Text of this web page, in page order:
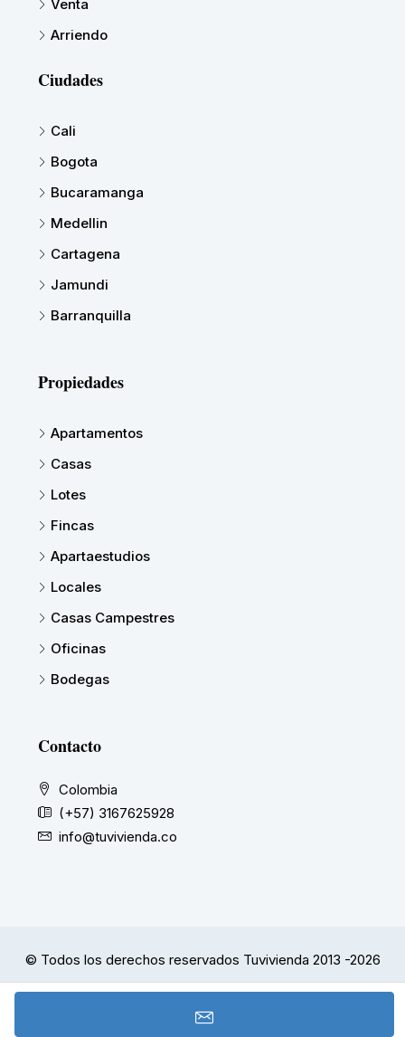
Venta
Arriendo
Ciudades
Cali
Bogota
Bucaramanga
Medellin
Cartagena
Jamundi
Barranquilla
Propiedades
Apartamentos
Casas
Lotes
Fincas
Apartaestudios
Locales
Casas Campestres
Oficinas
Bodegas
Contacto
Colombia
(+57) 3167625928
info@tuvivienda.co
© Todos los derechos reservados Tuvivienda 2013 -2026